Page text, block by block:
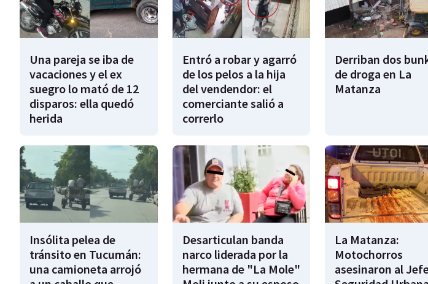
Una pareja se iba de
vacaciones y el ex
suegro lo mató de 12
disparos: ella quedó
herida
Entró a robar y agarró
de los pelos a la hija
del vendendor: el
comerciante salió a
correrlo
Derriban dos
de droga en La
Matanza
Insólita pelea de
tránsito en Tucumán:
una camioneta arrojó
Desarticulan banda
narco liderada por la
hermana de "La Mole"
La Matanza:
Motochorros
asesinaron al